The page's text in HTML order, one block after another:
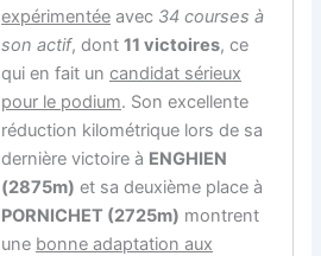
expérimentée avec 34 courses à
son actif, dont11 victoires, ce
qui en fait uncandidat sérieux
pour le podium. Son excellente
réduction kilométrique lors de sa
dernière victoire à ENGHIEN
(2875m) et sa deuxième place à
PORNICHET (2725m) montrent
une bonne adaptation aux